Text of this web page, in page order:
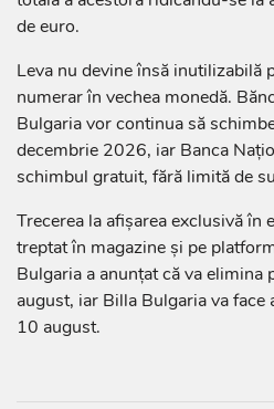
de euro.
Leva nu devine însă inutilizabilă
numerar în vechea monedă.
Bulgaria vor continua să
decembrie 2026, iar Banca
schimbul gratuit, fără limită de
Trecerea la afișarea exclusivă în
treptat în magazine și pe
Bulgaria a anunțat că va elimina
august, iar Billa Bulgaria va face
10 august.